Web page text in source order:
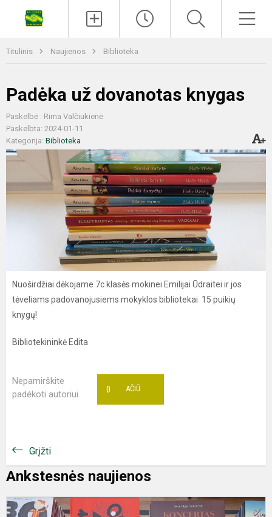
Titulinis Naujienos Biblioteka
Padėka už dovanotas knygas
Paskelbė : Rima Valčiukienė
Paskelbta: 2024-01-11
Kategorija: Biblioteka
Nuoširdžiai dėkojame 7c klasės mokinei Emilijai Ūdraitei ir jos
tėveliams padovanojusiems mokyklos bibliotekai 15 puikių
knygų!
Bibliotekininkė Edita
Nepamirškite
padėkoti autoriui
AČIŪ
0
Grįžti
Ankstesnės naujienos